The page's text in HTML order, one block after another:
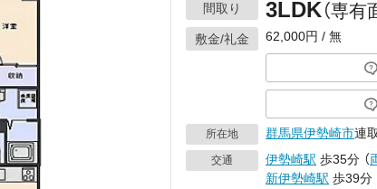
間取り 3LDK（専有
敷金/礼金 62,000円 / 無
所在地 群馬県伊勢崎市連
交通 伊勢崎駅 歩35分 （
新伊勢崎駅 歩39分